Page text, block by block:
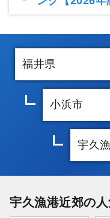
福井県
小浜市
宇久
宇久漁港近郊の